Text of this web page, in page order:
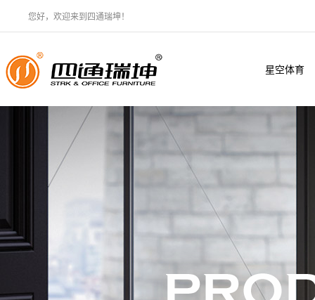
您好，欢迎来到四通瑞坤！
星空体育
官方网站
XINGKONG